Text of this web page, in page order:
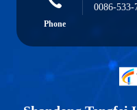
Phone
0086-533-